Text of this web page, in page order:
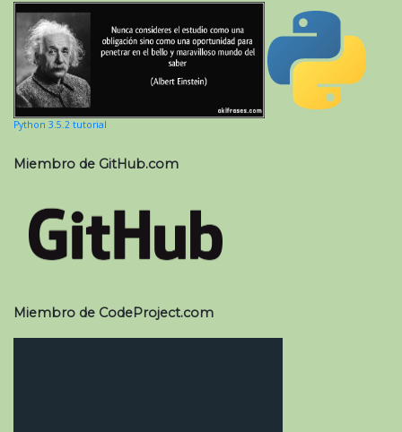
Python 3.5.2 tutorial
Miembro de GitHub.com
Miembro de CodeProject.com